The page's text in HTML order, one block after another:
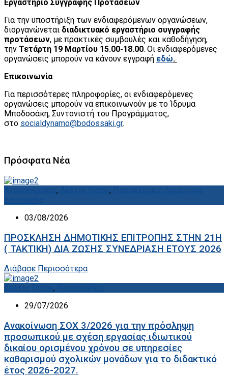
Εργαστήριο Συγγραφής Προτάσεων
Για την υποστήριξη των ενδιαφερόμενων οργανώσεων,
διοργανώνεται διαδικτυακό εργαστήριο συγγραφής
προτάσεων, με πρακτικές συμβουλές και καθοδήγηση,
την Τετάρτη 19 Μαρτίου 15.00-18.00. Οι ενδιαφερόμενες
οργανώσεις μπορούν να κάνουν εγγραφή εδώ.
Επικοινωνία
Για περισσότερες πληροφορίες, οι ενδιαφερόμενες
οργανώσεις μπορούν να επικοινωνούν με το Ίδρυμα
Μποδοσάκη, Συντονιστή του Προγράμματος,
στο socialdynamo@bodossaki.gr.
Πρόσφατα Νέα
, ,
03/08/2026
ΠΡΟΣΚΛΗΣΗ ΔΗΜΟΤΙΚΗΣ ΕΠΙΤΡΟΠΗΣ ΣΤΗΝ 21Η
( ΤΑΚΤΙΚΗ) ΔΙΑ ΖΩΣΗΣ ΣΥΝΕΔΡΙΑΣΗ ΕΤΟΥΣ 2026
Διάβασε Περισσότερα
,
29/07/2026
Ανακοίνωση ΣΟΧ 3/2026 για την πρόσληψη
προσωπικού με σχέση εργασίας ιδιωτικού
δικαίου ορισμένου χρόνου σε υπηρεσίες
καθαρισμού σχολικών μονάδων για το διδακτικό
έτος 2026-2027.